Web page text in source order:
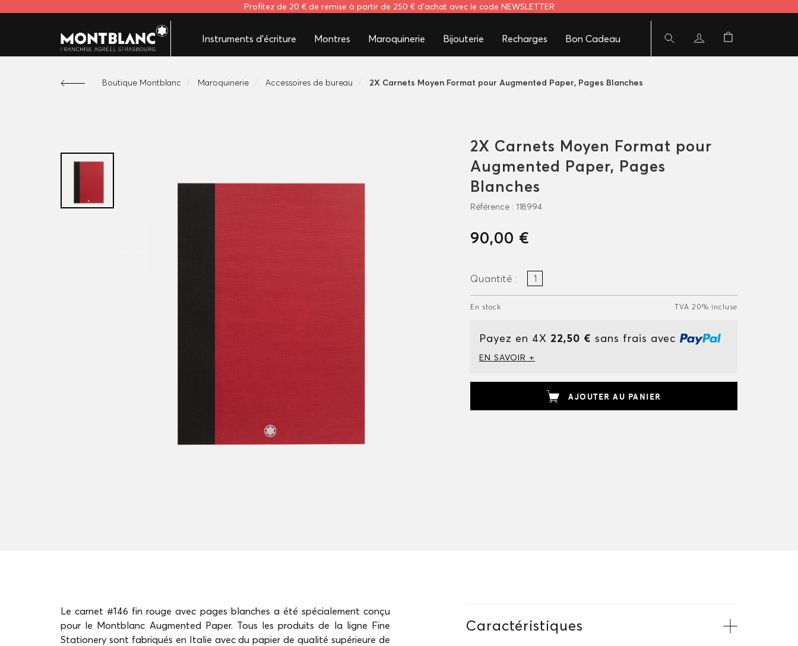
Profitez de 20 € de remise à partir de 250 € d'achat avec le code NEWSLETTER
Instruments d'écriture Montres Maroquinerie Bijouterie Recharges Bon Cadeau
Boutique Montblanc Maroquinerie Accessoires de bureau 2X Carnets Moyen Format pour Augmented Paper, Pages Blanches
2X Carnets Moyen Format pour
Augmented Paper, Pages
Blanches
Référence : 118994
90,00 €
Quantité :
En stock TVA 20% incluse
Payez en 4X 22,50 € sans frais avec
EN SAVOIR +
AJOUTER AU PANIER
Le carnet #146 fin rouge avec pages blanches a été spécialement conçu
pour le Montblanc Augmented Paper. Tous les produits de la ligne Fine
Stationery sont fabriqués en Italie avec du papier de qualité supérieure de
Caractéristiques